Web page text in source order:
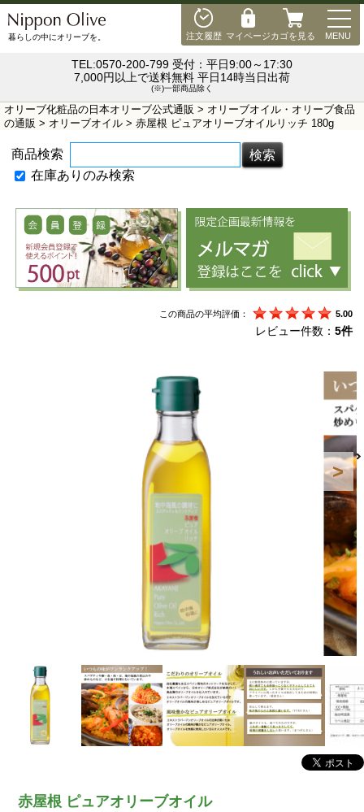
注文履歴 マイページカゴを見る MENU
暮らしの中にオリーブを。
TEL:0570-200-799 受付：平日9:00～17:30
7,000円以上で送料無料 平日14時当日出荷
(※)一部商品除く
オリーブ化粧品の日本オリーブ公式通販 > オリーブオイル・オリーブ食品
の通販 > オリーブオイル > 赤屋根 ピュアオリーブオイルリッチ 180g
商品検索
在庫ありのみ検索
この商品の平均評価： 5.00
レビュー件数： 5件
赤屋根 ピュアオリーブオイル